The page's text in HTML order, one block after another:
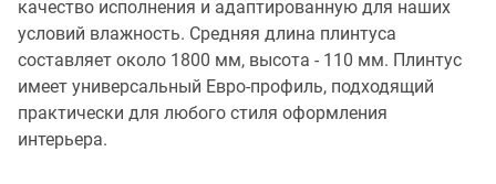
качество исполнения и адаптированную для наших
условий влажность. Средняя длина плинтуса
составляет около 1800 мм, высота - 110 мм. Плинтус
имеет универсальный Евро-профиль, подходящий
практически для любого стиля оформления
интерьера.